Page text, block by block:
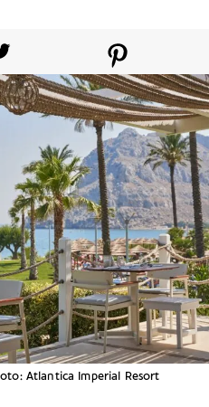
Atlantica Imperial Resort